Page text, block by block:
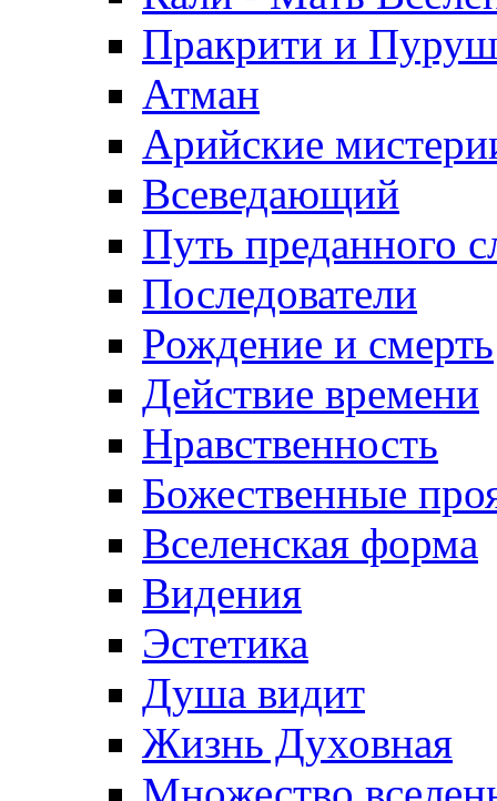
Пракрити и
Атман
Арийские
Всеведающий
Путь преданного
Последователи
Рождение и смерть
Действие времени
Нравственность
Божественные
Вселенская форма
Видения
Эстетика
Душа видит
Жизнь Духовная